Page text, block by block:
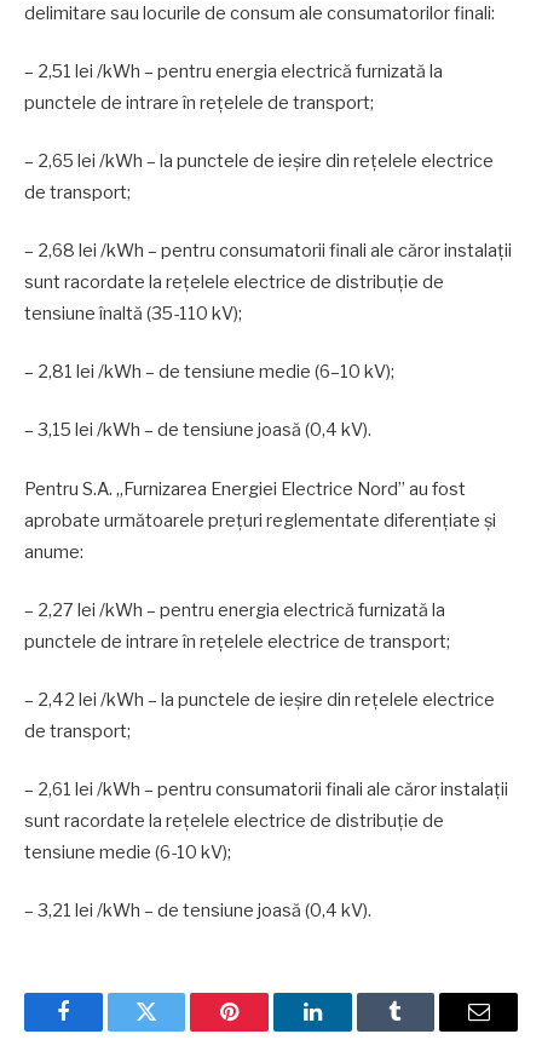
delimitare sau locurile de consum ale consumatorilor finali:
– 2,51 lei /kWh – pentru energia electrică furnizată la
punctele de intrare în rețelele de transport;
– 2,65 lei /kWh – la punctele de ieșire din rețelele electrice
de transport;
– 2,68 lei /kWh – pentru consumatorii finali ale căror instalații
sunt racordate la rețelele electrice de distribuție de
tensiune înaltă (35-110 kV);
– 2,81 lei /kWh – de tensiune medie (6–10 kV);
– 3,15 lei /kWh – de tensiune joasă (0,4 kV).
Pentru S.A. „Furnizarea Energiei Electrice Nord” au fost
aprobate următoarele prețuri reglementate diferențiate și
anume:
– 2,27 lei /kWh – pentru energia electrică furnizată la
punctele de intrare în rețelele electrice de transport;
– 2,42 lei /kWh – la punctele de ieșire din rețelele electrice
de transport;
– 2,61 lei /kWh – pentru consumatorii finali ale căror instalații
sunt racordate la rețelele electrice de distribuție de
tensiune medie (6-10 kV);
– 3,21 lei /kWh – de tensiune joasă (0,4 kV).
FacebookTwitter Pinterest LinkedInTumblr Email